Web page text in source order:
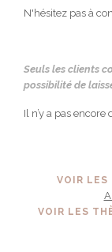
N'hésitez pas à
Seuls les clients
possibilité de
Il n’y a pas encore
VOIR LES
VOIR LES